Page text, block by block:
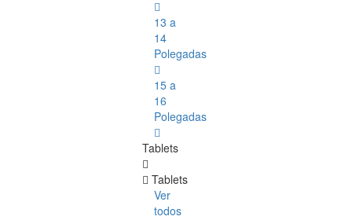
13 a
14
Polegadas
15 a
16
Polegadas
Tablets
Tablets
Ver
todos